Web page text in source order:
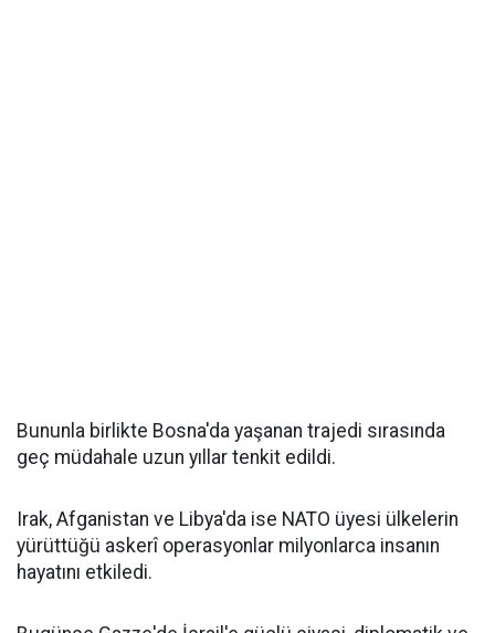
Bununla birlikte Bosna'da yaşanan trajedi sırasında
geç müdahale uzun yıllar tenkit edildi.
Irak, Afganistan ve Libya'da ise NATO üyesi ülkelerin
yürüttüğü askerî operasyonlar milyonlarca insanın
hayatını etkiledi.